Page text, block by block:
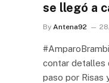
se llegó a
By Antena92
contar detalles
paso por Risas